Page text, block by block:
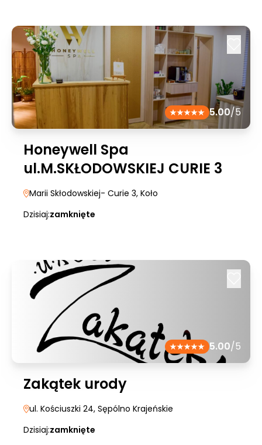
5.00/5
Honeywell Spa
ul.M.SKŁODOWSKIEJ CURIE 3
Marii Skłodowskiej- Curie 3, Koło
Dzisiaj:zamknięte
5.00/5
Zakątek urody
ul. Kościuszki 24, Sępólno Krajeńskie
Dzisiaj:zamknięte